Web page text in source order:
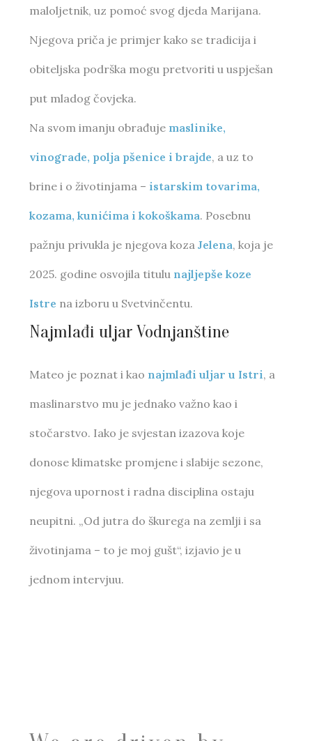
maloljetnik, uz pomoć svog djeda Marijana.
Njegova priča je primjer kako se tradicija i
obiteljska podrška mogu pretvoriti u uspješan
put mladog čovjeka.
Na svom imanju obrađuje maslinike,
vinograde, polja pšenice i brajde, a uz to
brine i o životinjama – istarskim tovarima,
kozama, kunićima i kokoškama. Posebnu
pažnju privukla je njegova koza Jelena, koja je
2025. godine osvojila titulu najljepše koze
Istre na izboru u Svetvinčentu.
Najmlađi uljar Vodnjanštine
Mateo je poznat i kao najmlađi uljar u Istri, a
maslinarstvo mu je jednako važno kao i
stočarstvo. Iako je svjestan izazova koje
donose klimatske promjene i slabije sezone,
njegova upornost i radna disciplina ostaju
neupitni. „Od jutra do škurega na zemlji i sa
životinjama – to je moj gušt“, izjavio je u
jednom intervjuu.